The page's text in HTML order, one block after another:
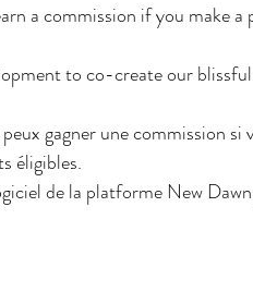
a commission if you make a
to co-create our
gagner une commission si
éligibles.
de la platforme New